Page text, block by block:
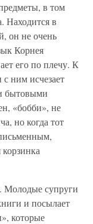
в том
Находится в
он не очень
Корнея
его по плечу. К
ним исчезает
бытовыми
«бобби», не
но когда тот
Молодые супруги
и посылает
которые